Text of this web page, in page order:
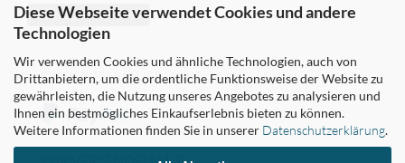
Diese Webseite verwendet Cookies und andere
Technologien
Wir verwenden Cookies und ähnliche Technologien, auch von
Drittanbietern, um die ordentliche Funktionsweise der Website zu
gewährleisten, die Nutzung unseres Angebotes zu analysieren und
Ihnen ein bestmögliches Einkaufserlebnis bieten zu können.
Weitere Informationen finden Sie in unserer Datenschutzerklärung.
Vertrag widerrufen
SICHER EINKAUFEN MIT